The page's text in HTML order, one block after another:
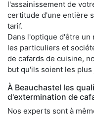
l'assainissement de
certitude d'une entière
tarif.
Dans l'optique d'être
les particuliers et
de cafards de cuisine,
but qu'ils soient les
À Beauchastel les
d'extermination de
Nos experts sont à